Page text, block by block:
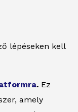
lépéseken kell
. Ez
amely